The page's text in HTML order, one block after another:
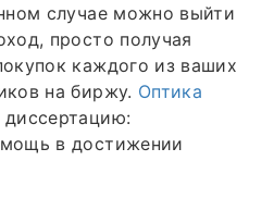
случае можно выйти
просто получая
каждого из ваших
на биржу. Оптика
диссертацию:
в достижении